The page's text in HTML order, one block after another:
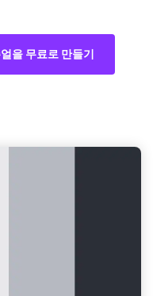
을 무료로 만들기